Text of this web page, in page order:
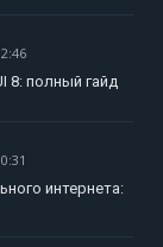
8: полный гайд
интернета: